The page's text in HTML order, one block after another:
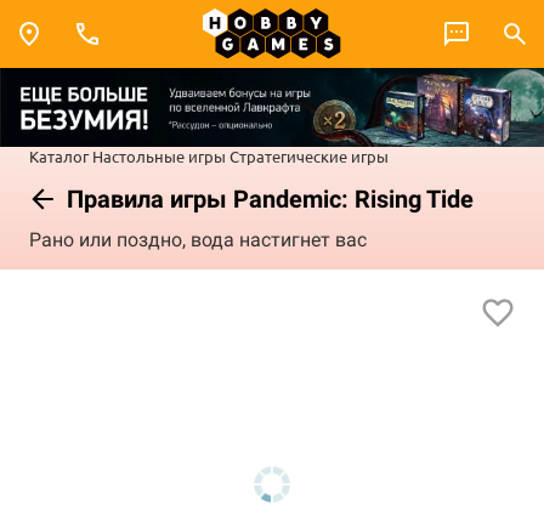
Каталог Настольные игры Стратегические игры
Правила игры Pandemic: Rising Tide
Рано или поздно, вода настигнет вас